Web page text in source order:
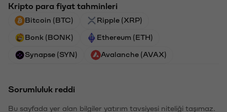
Kripto para fiyat tahminleri
Bitcoin (BTC) Ripple (XRP)
Bonk (BONK) Ethereum (ETH)
Synapse (SYN) Avalanche (AVAX)
Sorumluluk reddi
Bu sayfada yer alan bilgiler yatırım tavsiyesi niteliği taşımaz.